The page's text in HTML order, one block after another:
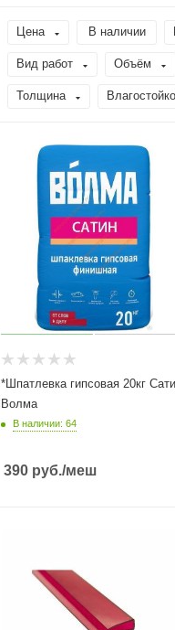
Цена В наличии
Вид работ Объём
Толщина
*Шпатлевка гипсовая 20кг
Волма
В наличии: 64
390 руб./меш